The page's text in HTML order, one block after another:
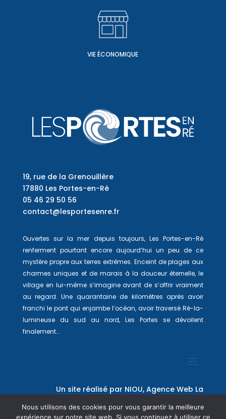
VIE ÉCONOMIQUE
19, rue de la Grenouillère
17880 Les Portes-en-Ré
05 46 29 50 56
contact@lesportesenre.fr
Ouvertes sur la mer depuis toujours, Les Portes-en-Ré
renferment pourtant encore aujourd’hui un peu de ce
mystère propre aux terres extrêmes. Enceint de plages aux
charmes uniques et de marais à la douceur éternelle, le
village en lui-même s’imagine avant de s’offrir vraiment
au regard. Une quarantaine de kilomètres après avoir
franchi le pont qui enjambe l’océan, avoir traversé Ré-la-
lumineuse du sud au nord, Les Portes se dévoilent
finalement…
Un site réalisé par NIOU, Agence Web La
Nous utilisons des cookies pour vous garantir la meilleure
expérience sur notre site web. Si vous continuez à utiliser ce